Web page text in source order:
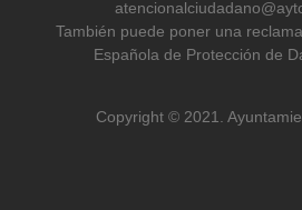
También puede poner una
Española de Protección de
Copyright © 2021.